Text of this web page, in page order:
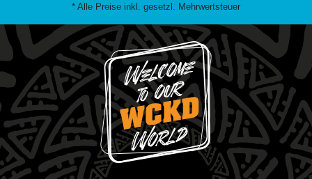
* Alle Preise inkl. gesetzl. Mehrwertsteuer